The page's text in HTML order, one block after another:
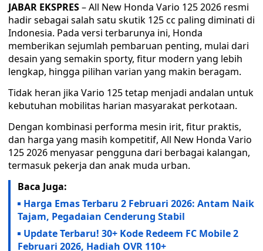
JABAR EKSPRES– All New Honda Vario 125 2026 resmi
hadir sebagai salah satu skutik 125 cc paling diminati di
Indonesia. Pada versi terbarunya ini, Honda
memberikan sejumlah pembaruan penting, mulai dari
desain yang semakin sporty, fitur modern yang lebih
lengkap, hingga pilihan varian yang makin beragam.
Tidak heran jika Vario 125 tetap menjadi andalan untuk
kebutuhan mobilitas harian masyarakat perkotaan.
Dengan kombinasi performa mesin irit, fitur praktis,
dan harga yang masih kompetitif, All New Honda Vario
125 2026 menyasar pengguna dari berbagai kalangan,
termasuk pekerja dan anak muda urban.
Baca Juga:
Harga Emas Terbaru 2 Februari 2026: Antam Naik
Tajam, Pegadaian Cenderung Stabil
Update Terbaru! 30+ Kode Redeem FC Mobile 2
Februari 2026, Hadiah OVR 110+